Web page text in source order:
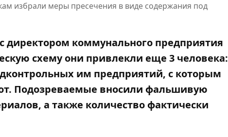
избрали меры пресечения в виде содержания под
директором коммунального предприятия
схему они привлекли еще 3 человека:
им предприятий, с которым
Подозреваемые вносили фальшивую
а также количество фактически